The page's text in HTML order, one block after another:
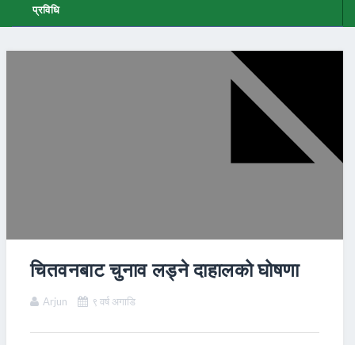
प्रविधि
चितवनबाट चुनाव लड्ने दाहालको घोषणा
Arjun ९ वर्ष अगाडि